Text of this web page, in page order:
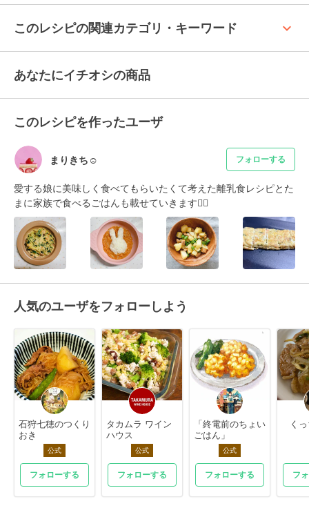
このレシピの関連カテゴリ・キーワード keyboard_arrow_up
あなたにイチオシの商品
このレシピを作ったユーザ
まりきち☺︎ フォローする
愛する娘に美味しく食べてもらいたくて考えた離乳食レシピとた
まに家族で食べるごはんも載せていきます❁⃘
人気のユーザをフォローしよう
石狩七穂のつくり
おき
公式
フォローする
タカムラ ワイン
ハウス
公式
フォローする
「終電前のちょい
ごはん」
公式
フォローする
く
フ